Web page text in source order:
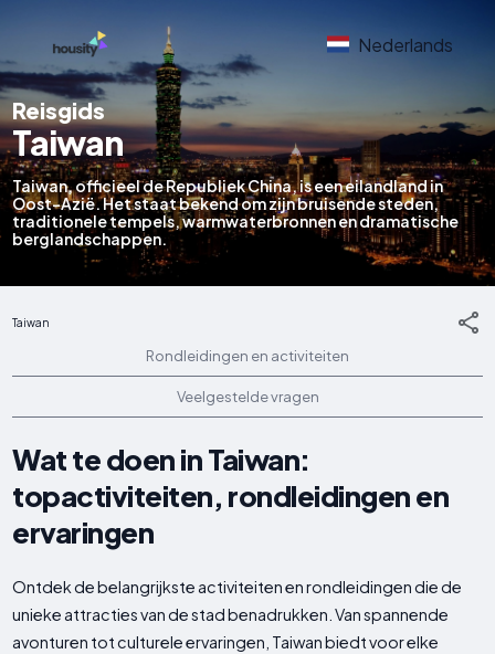
Nederlands
Reisgids
Taiwan
Taiwan, officieel de Republiek China, is een eilandland in
Oost-Azië. Het staat bekend om zijn bruisende steden,
traditionele tempels, warmwaterbronnen en dramatische
berglandschappen.
Taiwan
Rondleidingen en activiteiten
Veelgestelde vragen
Wat te doen in Taiwan:
topactiviteiten, rondleidingen en
ervaringen
Ontdek de belangrijkste activiteiten en rondleidingen die de
unieke attracties van de stad benadrukken. Van spannende
avonturen tot culturele ervaringen, Taiwan biedt voor elke